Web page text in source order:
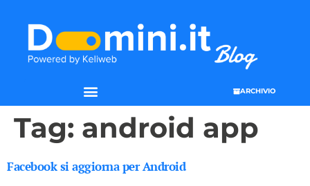
ARCHIVIO
Tag: android app
Facebook si aggiorna per Android